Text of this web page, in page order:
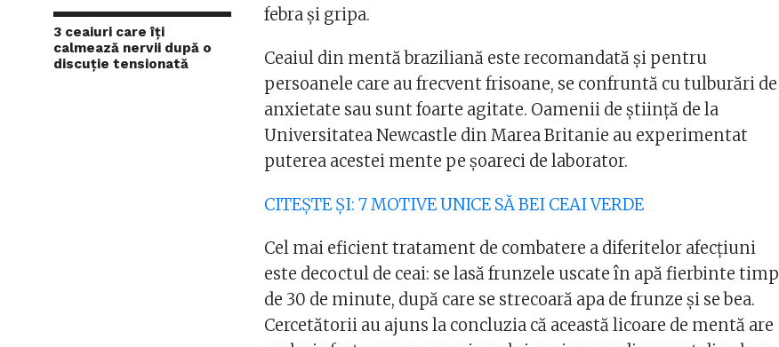
3 ceaiuri care îți
calmează nervii după o
discuție tensionată
febra și gripa.
Ceaiul din mentă braziliană este recomandată și pentru
persoanele care au frecvent frisoane, se confruntă cu tulburări de
anxietate sau sunt foarte agitate. Oamenii de știință de la
Universitatea Newcastle din Marea Britanie au experimentat
puterea acestei mente pe șoareci de laborator.
CITEȘTE ȘI: 7 MOTIVE UNICE SĂ BEI CEAI VERDE
Cel mai eficient tratament de combatere a diferitelor afecțiuni
este decoctul de ceai: se lasă frunzele uscate în apă fierbinte timp
de 30 de minute, după care se strecoară apa de frunze și se bea.
Cercetătorii au ajuns la concluzia că această licoare de mentă are